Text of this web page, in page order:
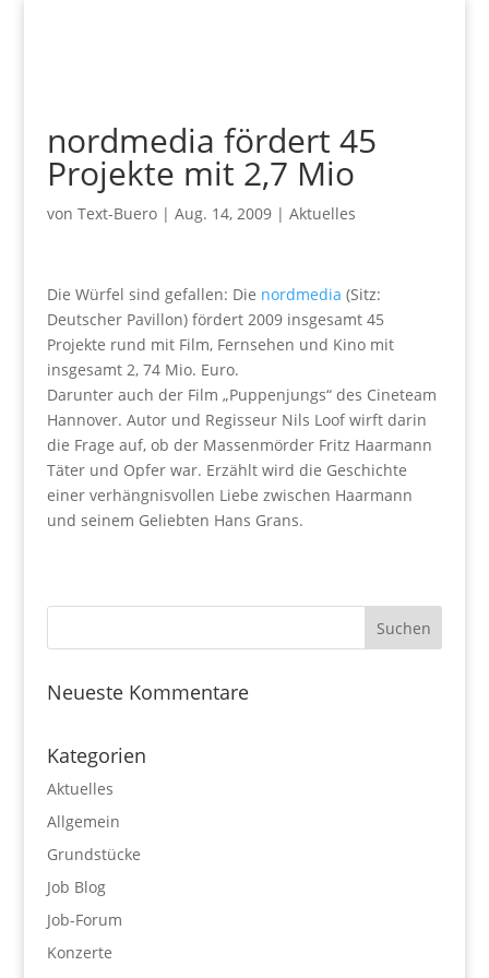
nordmedia fördert 45
Projekte mit 2,7 Mio
von Text-Buero| Aug. 14, 2009| Aktuelles
Die Würfel sind gefallen: Die nordmedia (Sitz:
Deutscher Pavillon) fördert 2009 insgesamt 45
Projekte rund mit Film, Fernsehen und Kino mit
insgesamt 2, 74 Mio. Euro.
Darunter auch der Film „Puppenjungs“ des Cineteam
Hannover. Autor und Regisseur Nils Loof wirft darin
die Frage auf, ob der Massenmörder Fritz Haarmann
Täter und Opfer war. Erzählt wird die Geschichte
einer verhängnisvollen Liebe zwischen Haarmann
und seinem Geliebten Hans Grans.
Neueste Kommentare
Kategorien
Aktuelles
Allgemein
Grundstücke
Job Blog
Job-Forum
Konzerte